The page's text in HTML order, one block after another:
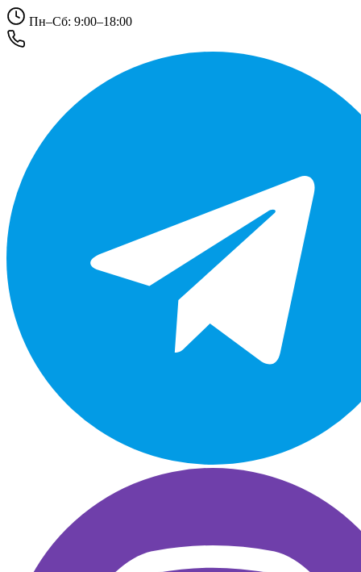
Пн–Сб: 9:00–18:00